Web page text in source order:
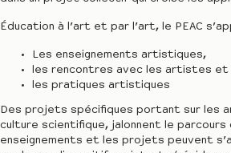
Éducation à l’art et par l’art, le PEAC
Les enseignements artistiques,
les rencontres avec les artistes et
les pratiques artistiques
Des projets spécifiques portant sur les
culture scientifique, jalonnent le parcours
enseignements et les projets peuvent